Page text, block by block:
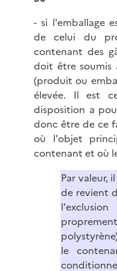
- si l'emballage
de celui du
contenant des
doit être soumis
(produit ou
élevée. Il est
disposition a
donc être de ce
où l'objet
contenant et où
Par valeur,
de revient
le